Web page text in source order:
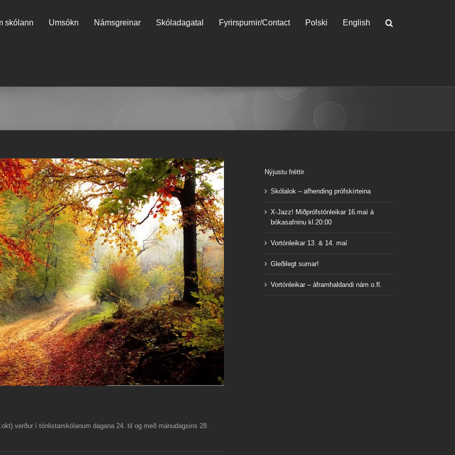
skólann Umsókn Námsgreinar Skóladagatal Fyrirspurnir/Contact Polski English
verður í tónlistarskólanum dagana 24. til og með mánudagsins 28.
Nýjustu fréttir
Skólalok – afhending prófskírteina
X-Jazz! Miðprófstónleikar 16.maí á
bókasafninu kl.20:00
Vortónleikar 13. & 14. maí
Gleðilegt sumar!
Vortónleikar – áframhaldandi nám o.fl.